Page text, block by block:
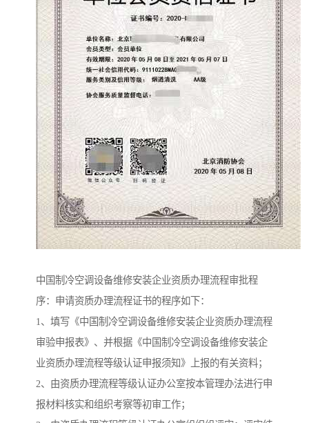
中国制冷空调设备维修安装企业资质办理流程审批程
序：申请资质办理流程证书的程序如下：
1、填写《中国制冷空调设备维修安装企业资质办理流程
审验申报表》、并根据《中国制冷空调设备维修安装企
业资质办理流程等级认证申报须知》上报的有关资料；
2、由资质办理流程等级认证办公室按本管理办法进行申
报材料核实和组织考察等初审工作；